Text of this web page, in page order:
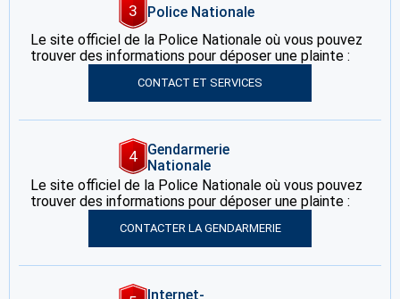
3
Police Nationale
Le site officiel de la Police Nationale où vous pouvez
trouver des informations pour déposer une plainte :
CONTACT ET SERVICES
4
Gendarmerie
Nationale
Le site officiel de la Police Nationale où vous pouvez
trouver des informations pour déposer une plainte :
CONTACTER LA GENDARMERIE
Internet-